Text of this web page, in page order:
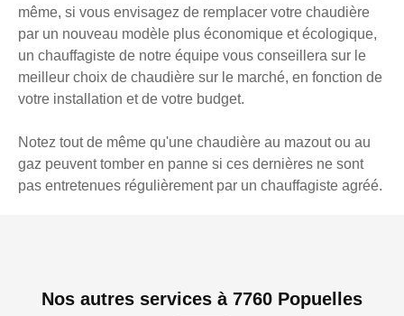
même, si vous envisagez de remplacer votre chaudière
par un nouveau modèle plus économique et écologique,
un chauffagiste de notre équipe vous conseillera sur le
meilleur choix de chaudière sur le marché, en fonction de
votre installation et de votre budget.
Notez tout de même qu'une chaudière au mazout ou au
gaz peuvent tomber en panne si ces dernières ne sont
pas entretenues régulièrement par un chauffagiste agréé.
Nos autres services à 7760 Popuelles